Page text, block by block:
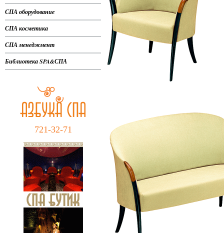
СПА оборудование
СПА косметика
СПА менеджмент
Библиотека SPA&СПА
721-32-71